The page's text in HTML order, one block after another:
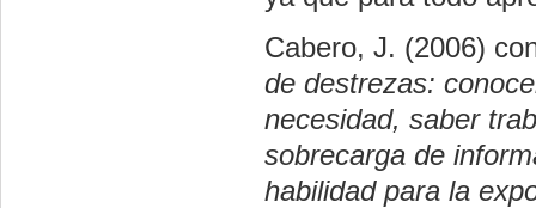
Cabero, J. (2006)
de destrezas:
necesidad, saber
sobrecarga de
habilidad para la